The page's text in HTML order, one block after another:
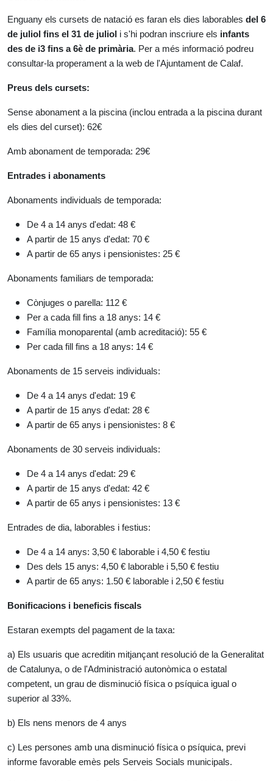
Enguany els cursets de natació es faran els dies laborables del 6
de juliol fins el 31 de juliol i s'hi podran inscriure els infants
des de i3 fins a 6è de primària. Per a més informació podreu
consultar-la properament a la web de l'Ajuntament de Calaf.
Preus dels cursets:
Sense abonament a la piscina (inclou entrada a la piscina durant
els dies del curset): 62€
Amb abonament de temporada: 29€
Entrades i abonaments
Abonaments individuals de temporada:
De 4 a 14 anys d'edat: 48 €
A partir de 15 anys d'edat: 70 €
A partir de 65 anys i pensionistes: 25 €
Abonaments familiars de temporada:
Cònjuges o parella: 112 €
Per a cada fill fins a 18 anys: 14 €
Família monoparental (amb acreditació): 55 €
Per cada fill fins a 18 anys: 14 €
Abonaments de 15 serveis individuals:
De 4 a 14 anys d'edat: 19 €
A partir de 15 anys d'edat: 28 €
A partir de 65 anys i pensionistes: 8 €
Abonaments de 30 serveis individuals:
De 4 a 14 anys d'edat: 29 €
A partir de 15 anys d'edat: 42 €
A partir de 65 anys i pensionistes: 13 €
Entrades de dia, laborables i festius:
De 4 a 14 anys: 3,50 € laborable i 4,50 € festiu
Des dels 15 anys: 4,50 € laborable i 5,50 € festiu
A partir de 65 anys: 1.50 € laborable i 2,50 € festiu
Bonificacions i beneficis fiscals
Estaran exempts del pagament de la taxa:
a) Els usuaris que acreditin mitjançant resolució de la Generalitat
de Catalunya, o de l'Administració autonòmica o estatal
competent, un grau de disminució física o psíquica igual o
superior al 33%.
b) Els nens menors de 4 anys
c) Les persones amb una disminució física o psíquica, previ
informe favorable emès pels Serveis Socials municipals.